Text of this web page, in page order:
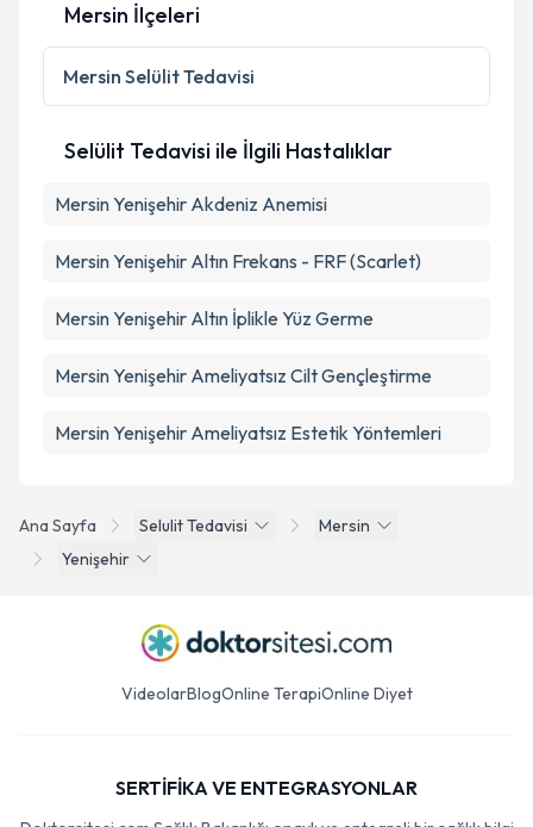
Ana Sayfa Selulit Tedavisi
Mersin
Yenişehir
Mersin İlçeleri
Mersin Selülit Tedavisi
Selülit Tedavisi ile İlgili Hastalıklar
Mersin Yenişehir Akdeniz Anemisi
Mersin Yenişehir Altın Frekans - FRF (Scarlet)
Mersin Yenişehir Altın İplikle Yüz Germe
Mersin Yenişehir Ameliyatsız Cilt Gençleştirme
Mersin Yenişehir Ameliyatsız Estetik Yöntemleri
VideolarBlogOnline TerapiOnline Diyet
SERTİFİKA VE ENTEGRASYONLAR